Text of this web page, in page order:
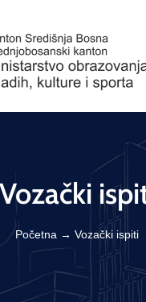
Vozački
Početna → Vozački ispiti